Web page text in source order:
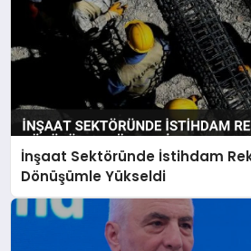
İnşaat Sektöründe İstihdam
Dönüşümle Yükseldi